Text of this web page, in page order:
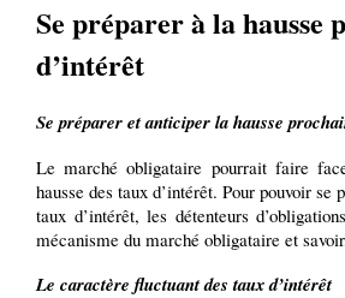
Se préparer à la hausse
d’intérêt
Se préparer et anticiper la hausse
Le marché obligataire pourrait faire
hausse des taux d’intérêt. Pour pouvoir
taux d’intérêt, les détenteurs
mécanisme du marché obligataire et
Le caractère fluctuant des taux d’intérêt